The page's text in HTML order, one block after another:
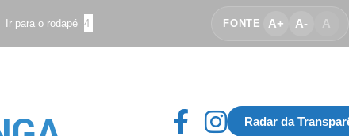
Ir para o rodapé 4 FONTE A+ A- A
Radar da